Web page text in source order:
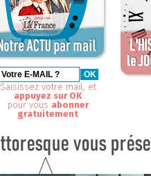
Saisissez votre mail, et
appuyez sur OK
pour vous abonner
gratuitement